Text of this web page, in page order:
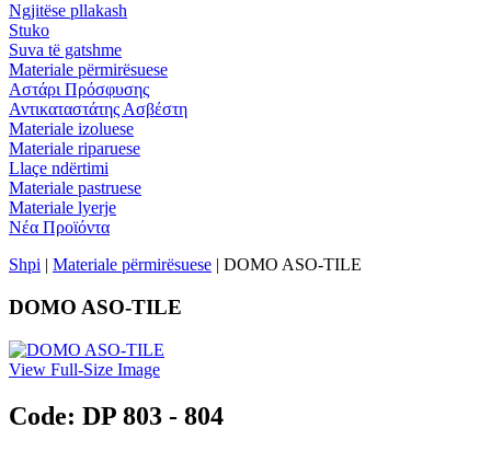
Ngjitёse pllakash
Stuko
Suva tё gatshme
Materiale pёrmirёsuese
Αστάρι Πρόσφυσης
Αντικαταστάτης Ασβέστη
Materiale izoluese
Materiale riparuese
Llaçe ndёrtimi
Materiale pastruese
Materiale lyerje
Νέα Προϊόντα
Shpi | Materiale pёrmirёsuese | DOMO ASO-TILE
DOMO ASO-TILE
View Full-Size Image
Code: DP 803 - 804